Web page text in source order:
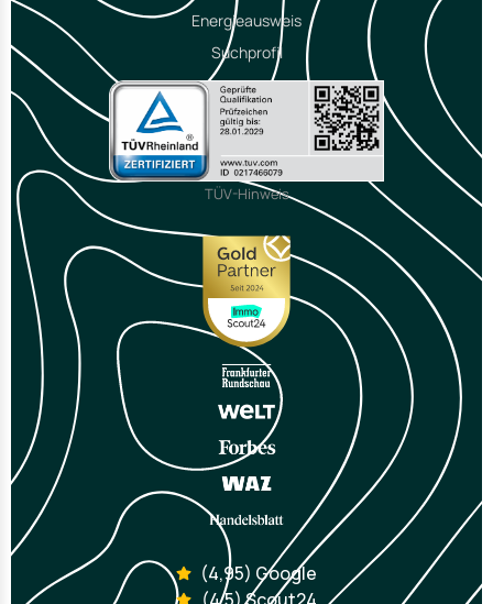
Energieausweis
Suchprofil
TÜV-Hinweis
(4,95) Google